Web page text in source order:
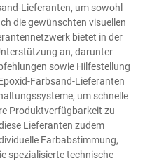
Lieferanten, um sowohl
die gewünschten visuellen
bietet in der
an, darunter
sowie Hilfestellung
Farbsand-Lieferanten
um schnelle
Produktverfügbarkeit zu
Lieferanten zudem
Farbabstimmung,
spezialisierte technische